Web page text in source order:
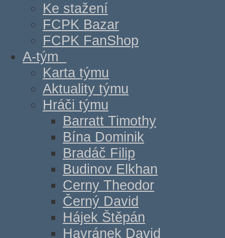
Ke stažení
FCPK Bazar
FCPK FanShop
A-tým
Karta týmu
Aktuality týmu
Hráči týmu
Barratt Timothy
Bína Dominik
Bradáč Filip
Budinov Elkhan
Cerny Theodor
Černý David
Hájek Štěpán
Havránek David